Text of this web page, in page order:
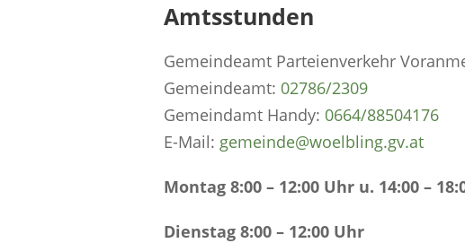
Amtsstunden
Gemeindeamt Parteienverkehr
Gemeindeamt: 02786/2309
Gemeindamt Handy: 0664/88504176
E-Mail: gemeinde@woelbling.gv.at
Montag 8:00 – 12:00 Uhr u. 14:00 –
Dienstag 8:00 – 12:00 Uhr